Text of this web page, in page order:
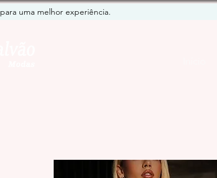
para uma melhor experiência.